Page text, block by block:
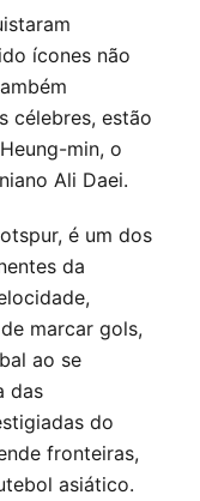
ícones não
célebres, estão
min, o
Ali Daei.
é um dos
da
marcar gols,
ao se
das
do
fronteiras,
asiático.